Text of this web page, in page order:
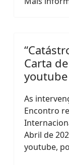
Carta
youtube
As
Encontro
Abril de
youtube,